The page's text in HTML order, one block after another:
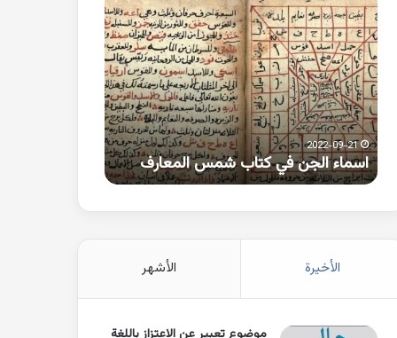
الجن
في
كتاب
شمس
المعارف
2022-09-21
اسماء الجن في كتاب شمس المعارف
بها
همزة
متطرفة
على
الواو
الأخيرة الأشهر
موضوع تعبير عن الاعتزاز باللغة